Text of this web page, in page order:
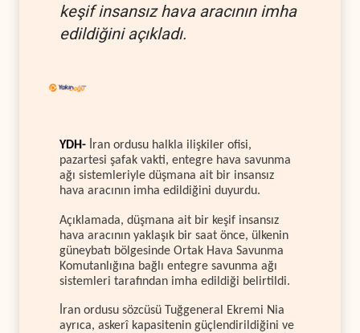
keşif insansız hava aracının imha
edildiğini açıkladı.
YDH- İran ordusu halkla ilişkiler ofisi,
pazartesi şafak vakti, entegre hava savunma
ağı sistemleriyle düşmana ait bir insansız
hava aracının imha edildiğini duyurdu.
Açıklamada, düşmana ait bir keşif insansız
hava aracının yaklaşık bir saat önce, ülkenin
güneybatı bölgesinde Ortak Hava Savunma
Komutanlığına bağlı entegre savunma ağı
sistemleri tarafından imha edildiği belirtildi.
İran ordusu sözcüsü Tuğgeneral Ekremi Nia
ayrıca, askerî kapasitenin güçlendirildiğini ve